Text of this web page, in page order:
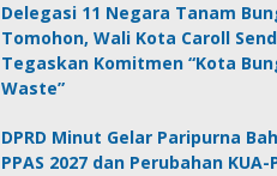
Delegasi 11 Negara Tanam
Tomohon, Wali Kota Caroll
Tegaskan Komitmen “Kota
Waste”
DPRD Minut Gelar Paripurna
PPAS 2027 dan Perubahan KUA-